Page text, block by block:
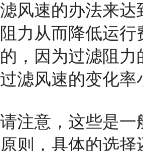
滤风速的办法来达
阻力从而降低运行
的，因为过滤阻力
过滤风速的变化率
请注意，这些是一
原则，具体的选择